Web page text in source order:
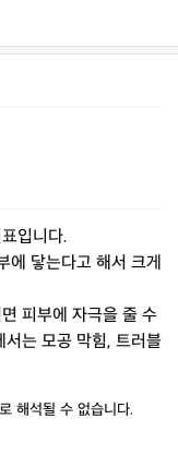
입니다.
에 닿는다고 해서 크게
피부에 자극을 줄 수
서는 모공 막힘, 트러블
해석될 수 없습니다.